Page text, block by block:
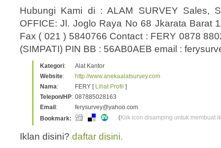
Hubungi Kami di : ALAM SURVEY Sales,
OFFICE: Jl. Joglo Raya No 68 Jkarata Barat
Fax ( 021 ) 5840766 Contact : FERY 0878
(SIMPATI) PIN BB : 56AB0AEB email :
Kategori:
Alat Kantor
Website:
http://www.anekaalatsurvey.com
Nama: FERY [ Lihat Profil ]
Telepon/HP: 087885028163
Email :
ferysurvey@yahoo.com
Bookmark:
(Klik icon disamping untuk membuat
Iklan disini? daftar disini.